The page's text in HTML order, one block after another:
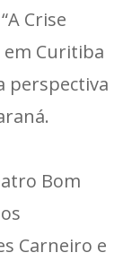
Crise
em Curitiba
perspectiva
Bom
Carneiro e